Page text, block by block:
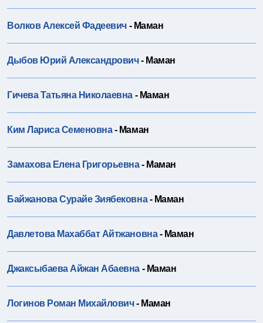
Волков Алексей Фадеевич - Маман
Дыбов Юрий Александрович - Маман
Гичева Татьяна Николаевна - Маман
Ким Лариса Семеновна - Маман
Замахова Елена Григорьевна - Маман
Байжанова Сурайе Зиябековна - Маман
Давлетова Махаббат Айтжановна - Маман
Джаксыбаева Айжан Абаевна - Маман
Логинов Роман Михайлович - Маман